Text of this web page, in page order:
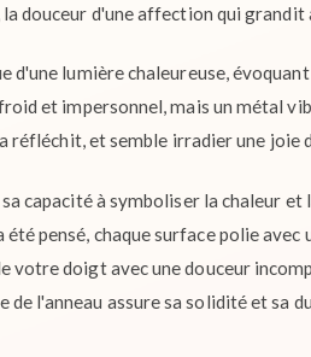
douceur d'une affection qui grandit
d'une lumière chaleureuse,
et impersonnel, mais un métal
réfléchit, et semble irradier une joie
capacité à symboliser la chaleur
pensé, chaque surface polie
votre doigt avec une douceur
de l'anneau assure sa solidité et sa